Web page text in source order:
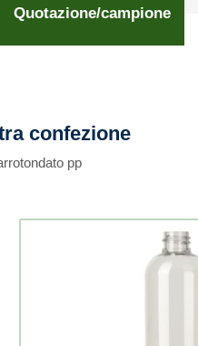
Quotazione/campione
confezione
pp